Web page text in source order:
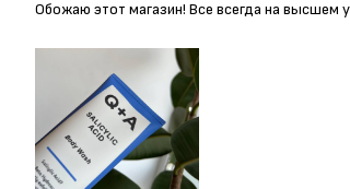
Обожаю этот магазин! Все всегда на высшем